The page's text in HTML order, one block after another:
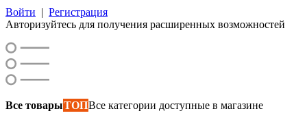
Войти | Регистрация
Авторизуйтесь для получения расширенных возможностей
Все товарыТОПВсе категории доступные в магазине